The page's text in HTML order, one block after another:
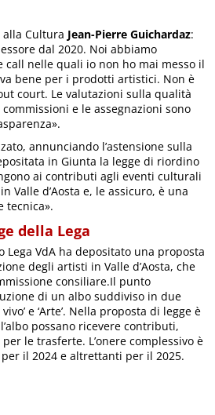
alla Cultura Jean-Pierre Guichardaz:
dal 2020. Noi abbiamo
call nelle quali io non ho mai messo il
bene per i prodotti artistici. Non è
court. Le valutazioni sulla qualità
e le assegnazioni sono
annunciando l’astensione sulla
in Giunta la legge di riordino
ai contributi agli eventi culturali
Valle d’Aosta e, le assicuro, è una
tecnica».
della Lega
Lega VdA ha depositato una proposta
degli artisti in Valle d’Aosta, che
consiliare.Il punto
di un albo suddiviso in due
e ‘Arte’. Nella proposta di legge è
possano ricevere contributi,
le trasferte. L’onere complessivo è
il 2024 e altrettanti per il 2025.